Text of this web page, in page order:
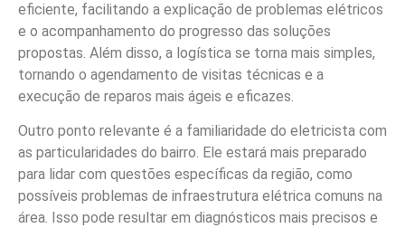
eficiente, facilitando a explicação de problemas elétricos
e o acompanhamento do progresso das soluções
propostas. Além disso, a logística se torna mais simples,
tornando o agendamento de visitas técnicas e a
execução de reparos mais ágeis e eficazes.
Outro ponto relevante é a familiaridade do eletricista com
as particularidades do bairro. Ele estará mais preparado
para lidar com questões específicas da região, como
possíveis problemas de infraestrutura elétrica comuns na
área. Isso pode resultar em diagnósticos mais precisos e